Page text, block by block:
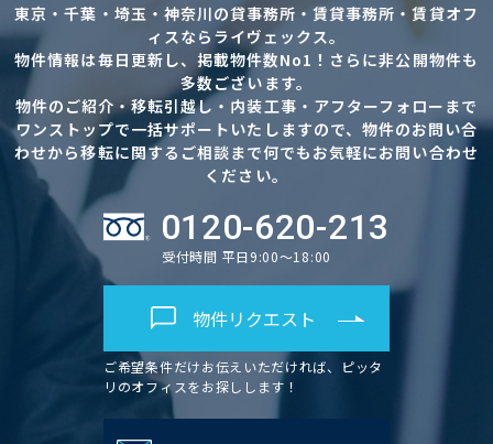
東京・千葉・埼玉・神奈川の貸事務所・賃貸事務所・賃貸オフ
ィスならライヴェックス。
物件情報は毎日更新し、掲載物件数No1！さらに非公開物件も
多数ございます。
物件のご紹介・移転引越し・内装工事・アフターフォローまで
ワンストップで一括サポートいたしますので、物件のお問い合
わせから移転に関するご相談まで何でもお気軽にお問い合わせ
ください。
0120-620-213
受付時間 平日9:00～18:00
物件リクエスト
ご希望条件だけお伝えいただければ、ピッタ
リのオフィスをお探しします！